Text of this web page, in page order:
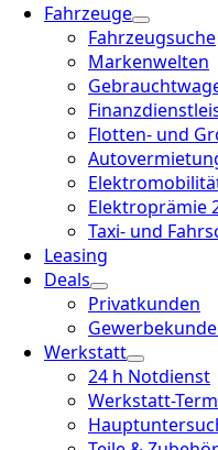
Fahrzeuge
Fahrzeugsuche
Markenwelten
Flotten- und
Elektroprämie
Taxi- und
Leasing
Deals
Privatkunden
Werkstatt
24 h Notdienst
Werkstatt-